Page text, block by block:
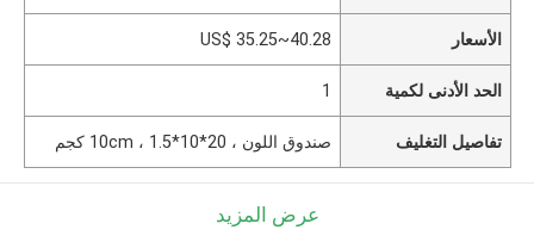
الأسعار US$ 35.25~40.28
الحد الأدنى لكمية 1
تفاصيل التغليف صندوق اللون ، 20*10*10cm ، 1.5 كجم
عرض المزيد